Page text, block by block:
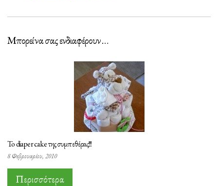
Μπορεί να σας ενδιαφέρουν …
To diaper cake της συμπεθέρας!!!
8 Φεβρουαρίου, 2010
Περισσότερα